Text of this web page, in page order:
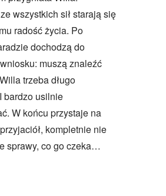
wszystkich sił starają się
radość życia. Po
dochodzą do
muszą znaleźć
trzeba długo
bardzo usilnie
W końcu przystaje na
kompletnie nie
sprawy, co go czeka…